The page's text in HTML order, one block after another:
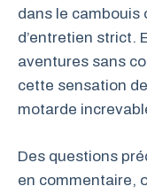
dans le cambouis
d’entretien strict.
aventures sans
cette sensation
motarde
Des questions
en commentaire,